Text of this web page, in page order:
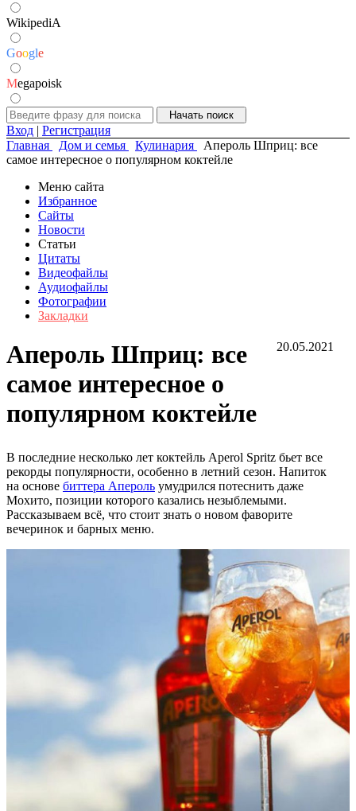
WikipediA
Google
Megapoisk
Вход | Регистрация
Главная
Дом и семья Кулинария
Апероль Шприц: все
самое интересное о популярном коктейле
Меню сайта
Избранное
Сайты
Новости
Статьи
Цитаты
Видеофайлы
Аудиофайлы
Фотографии
Закладки
20.05.2021
Апероль Шприц: все
самое интересное о
популярном коктейле
В последние несколько лет коктейль Aperol Spritz бьет все
рекорды популярности, особенно в летний сезон. Напиток
на основе биттера Апероль умудрился потеснить даже
Мохито, позиции которого казались незыблемыми.
Рассказываем всё, что стоит знать о новом фаворите
вечеринок и барных меню.